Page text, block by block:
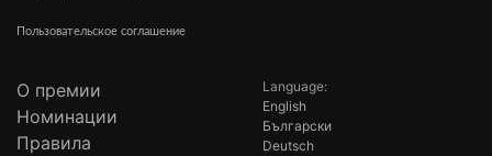
Пользовательское соглашение
О премии
Номинации
Правила
Language:
English
Български
Deutsch